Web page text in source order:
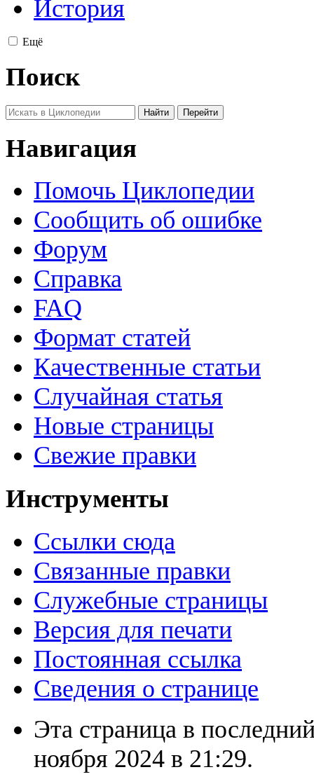
История
Ещё
Поиск
Навигация
Помочь Циклопедии
Сообщить об ошибке
Форум
Справка
FAQ
Формат статей
Качественные статьи
Случайная статья
Новые страницы
Свежие правки
Инструменты
Ссылки сюда
Связанные правки
Служебные страницы
Версия для печати
Постоянная ссылка
Сведения о странице
Эта страница в
ноября 2024 в 21:29.